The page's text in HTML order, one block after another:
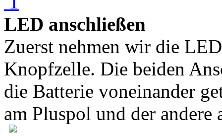
LED anschließen
Zuerst nehmen wir die
Knopfzelle. Die beiden
die Batterie voneinander
am Pluspol und der andere